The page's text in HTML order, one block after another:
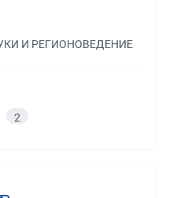
И РЕГИОНОВЕДЕНИЕ
2